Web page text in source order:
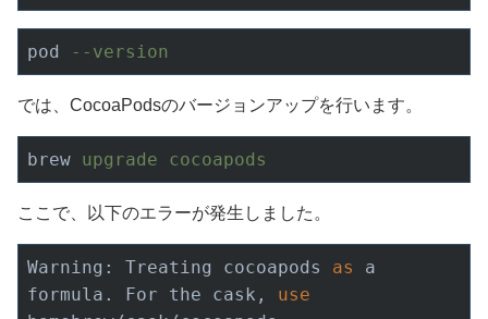
pod --version
では、CocoaPodsのバージョンアップを行います。
brew upgrade cocoapods
ここで、以下のエラーが発生しました。
Warning: Treating cocoapods as
a
formula. For the cask, use